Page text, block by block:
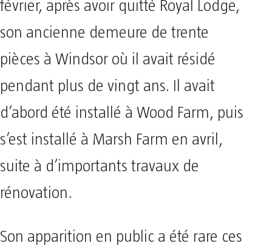
février, après avoir quitté Royal Lodge,
son ancienne demeure de trente
pièces à Windsor où il avait résidé
pendant plus de vingt ans. Il avait
d’abord été installé à Wood Farm, puis
s’est installé à Marsh Farm en avril,
suite à d’importants travaux de
rénovation.
Son apparition en public a été rare ces